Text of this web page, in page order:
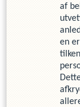
af
en